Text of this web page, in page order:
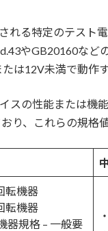
れる特定のテスト
やGB20160な
は12V未満で動作
スの性能または機
り、これらの規格
転機器
転機器
器規格 – 一般要